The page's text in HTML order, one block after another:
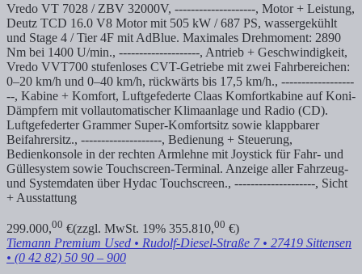
Vredo VT 7028 / ZBV 32000V, --------------------, Motor + Leistung,
Deutz TCD 16.0 V8 Motor mit 505 kW / 687 PS, wassergekühlt
und Stage 4 / Tier 4F mit AdBlue. Maximales Drehmoment: 2890
Nm bei 1400 U/min., --------------------, Antrieb + Geschwindigkeit,
Vredo VVT700 stufenloses CVT-Getriebe mit zwei Fahrbereichen:
0–20 km/h und 0–40 km/h, rückwärts bis 17,5 km/h., ------------------
--, Kabine + Komfort, Luftgefederte Claas Komfortkabine auf Koni-
Dämpfern mit vollautomatischer Klimaanlage und Radio (CD).
Luftgefederter Grammer Super-Komfortsitz sowie klappbarer
Beifahrersitz., --------------------, Bedienung + Steuerung,
Bedienkonsole in der rechten Armlehne mit Joystick für Fahr- und
Güllesystem sowie Touchscreen-Terminal. Anzeige aller Fahrzeug-
und Systemdaten über Hydac Touchscreen., --------------------, Sicht
+ Ausstattung
299.000,00 €(zzgl. MwSt. 19% 355.810,00 €)
Tiemann Premium Used • Rudolf-Diesel-Straße 7 • 27419 Sittensen
• (0 42 82) 50 90 – 900